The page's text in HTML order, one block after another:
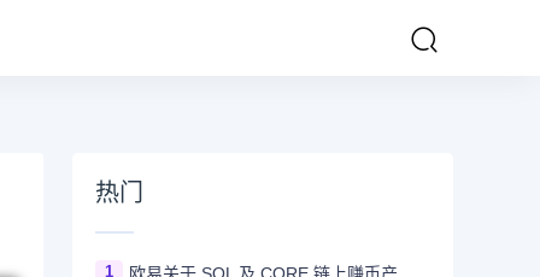
热门
1